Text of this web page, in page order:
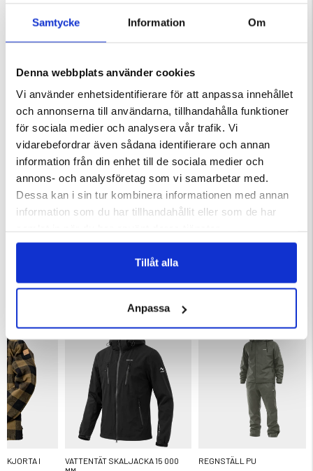
Samtycke Information Om
Denna webbplats använder cookies
Vi använder enhetsidentifierare för att anpassa innehållet
och annonserna till användarna, tillhandahålla funktioner
för sociala medier och analysera vår trafik. Vi
vidarebefordrar även sådana identifierare och annan
information från din enhet till de sociala medier och
annons- och analysföretag som vi samarbetar med.
Dessa kan i sin tur kombinera informationen med annan
information som du har tillhandahållit eller som de har
Tillåt alla
Anpassa
samtidigt som du har händerna fria. Njut av balansen mellan
Mycket lätt och mjuk jacka för cykel eller andra aktiviteter
En ficka på baksidan
Snabbtorkande
81 % nylon + 11 % polyester + 8 % spandex, 92 g/m²
PFC-fri DWR
Ingen isolering
Varumärke
I
VATTENTÄT SKALJACKA 15 000
REGNSTÄLL PU